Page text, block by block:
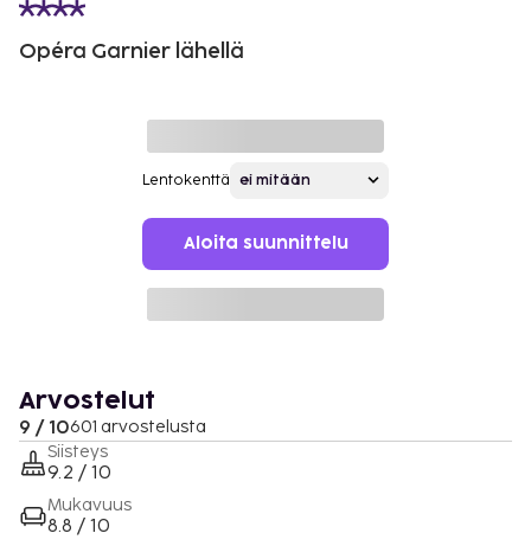
Opéra Garnier lähellä
Lentokenttä
Aloita suunnittelu
Arvostelut
9 / 10601 arvostelusta
Siisteys
9.2 / 10
Mukavuus
8.8 / 10